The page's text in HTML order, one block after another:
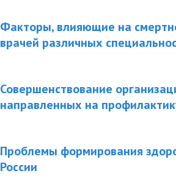
Факторы, влияющие на
врачей различных
Совершенствование
направленных на
Проблемы формирования
России